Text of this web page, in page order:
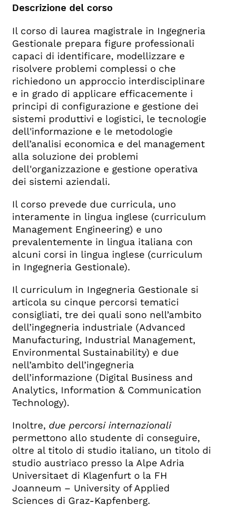
Descrizione del corso
Il corso di laurea magistrale in Ingegneria
Gestionale prepara figure professionali
capaci di identificare, modellizzare e
risolvere problemi complessi o che
richiedono un approccio interdisciplinare
e in grado di applicare efficacemente i
principi di configurazione e gestione dei
sistemi produttivi e logistici, le tecnologie
dell'informazione e le metodologie
dell’analisi economica e del management
alla soluzione dei problemi
dell'organizzazione e gestione operativa
dei sistemi aziendali.
Il corso prevede due curricula, uno
interamente in lingua inglese (curriculum
Management Engineering) e uno
prevalentemente in lingua italiana con
alcuni corsi in lingua inglese (curriculum
in Ingegneria Gestionale).
Il curriculum in Ingegneria Gestionale si
articola su cinque percorsi tematici
consigliati, tre dei quali sono nell’ambito
dell’ingegneria industriale (Advanced
Manufacturing, Industrial Management,
Environmental Sustainability) e due
nell’ambito dell’ingegneria
dell’informazione (Digital Business and
Analytics, Information & Communication
Technology).
Inoltre, due percorsi internazionali
permettono allo studente di conseguire,
oltre al titolo di studio italiano, un titolo di
studio austriaco presso la Alpe Adria
Universitaet di Klagenfurt o la FH
Joanneum – University of Applied
Sciences di Graz-Kapfenberg.